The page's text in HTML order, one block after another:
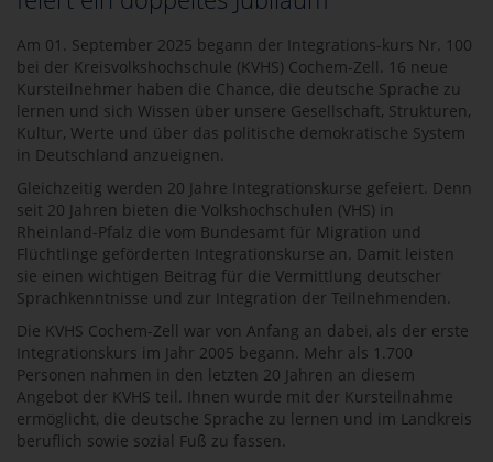
Am 01. September 2025 begann der Integrations-kurs Nr. 100
bei der Kreisvolkshochschule (KVHS) Cochem-Zell. 16 neue
Kursteilnehmer haben die Chance, die deutsche Sprache zu
lernen und sich Wissen über unsere Gesellschaft, Strukturen,
Kultur, Werte und über das politische demokratische System
in Deutschland anzueignen.
Gleichzeitig werden 20 Jahre Integrationskurse gefeiert. Denn
seit 20 Jahren bieten die Volkshochschulen (VHS) in
Rheinland-Pfalz die vom Bundesamt für Migration und
Flüchtlinge geförderten Integrationskurse an. Damit leisten
sie einen wichtigen Beitrag für die Vermittlung deutscher
Sprachkenntnisse und zur Integration der Teilnehmenden.
Die KVHS Cochem-Zell war von Anfang an dabei, als der erste
Integrationskurs im Jahr 2005 begann. Mehr als 1.700
Personen nahmen in den letzten 20 Jahren an diesem
Angebot der KVHS teil. Ihnen wurde mit der Kursteilnahme
ermöglicht, die deutsche Sprache zu lernen und im Landkreis
beruflich sowie sozial Fuß zu fassen.